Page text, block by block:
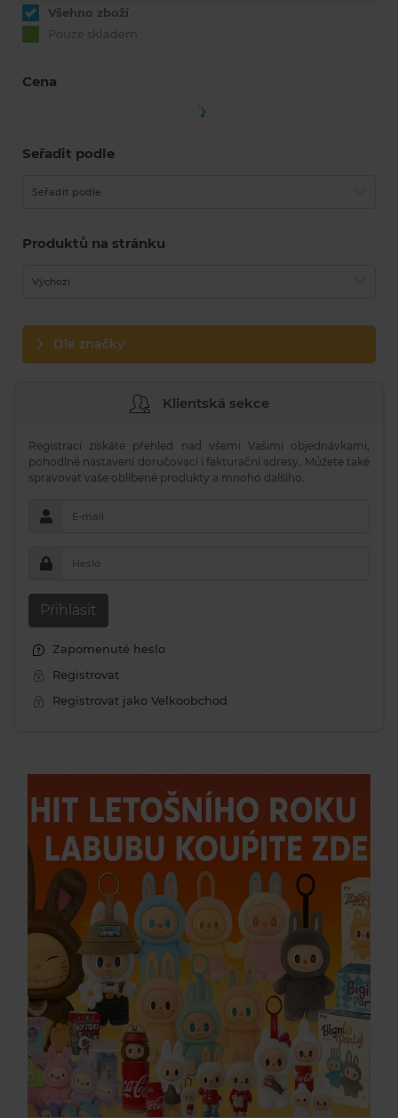
Všehno zboží
Pouze skladem
Cena
Seřadit podle
Seřadit podle
Produktů na stránku
Výchozí
Dle značky
Klientská sekce
Registrací získáte přehled nad všemi Vašimi objednávkami,
pohodlné nastavení doručovací i fakturační adresy. Můžete také
spravovat vaše oblíbené produkty a mnoho dalšího.
E-mail
Heslo
Přihlásit
Zapomenuté heslo
Registrovat
Registrovat jako Velkoobchod